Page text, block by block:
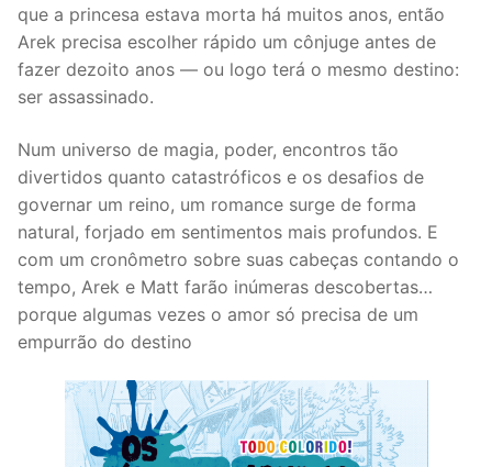
que a princesa estava morta há muitos anos, então
Arek precisa escolher rápido um cônjuge antes de
fazer dezoito anos — ou logo terá o mesmo destino:
ser assassinado.
Num universo de magia, poder, encontros tão
divertidos quanto catastróficos e os desafios de
governar um reino, um romance surge de forma
natural, forjado em sentimentos mais profundos. E
com um cronômetro sobre suas cabeças contando o
tempo, Arek e Matt farão inúmeras descobertas…
porque algumas vezes o amor só precisa de um
empurrão do destino